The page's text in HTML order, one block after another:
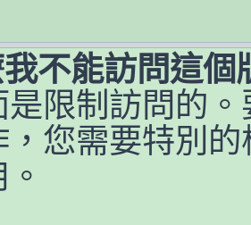
不能訪問這個
是限制訪問的
您需要特別